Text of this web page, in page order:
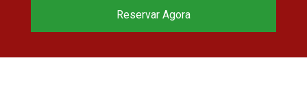
Reservar Agora